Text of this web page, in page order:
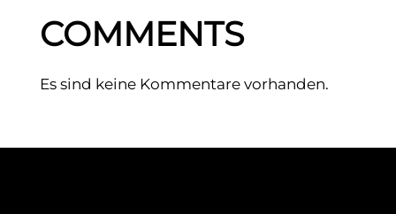
COMMENTS
Es sind keine Kommentare vorhanden.